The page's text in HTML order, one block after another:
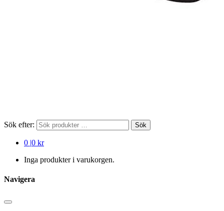
Sök efter: Sök
0 |0 kr
Inga produkter i varukorgen.
Navigera